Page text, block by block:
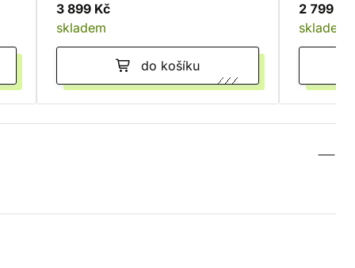
3 899 Kč
skladem
do košíku
2 799 Kč
skladem